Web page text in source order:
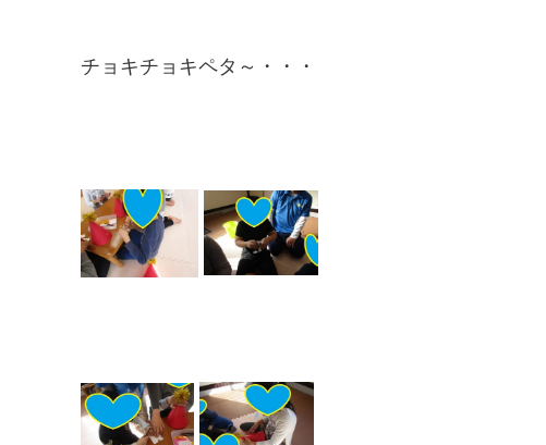
チョキチョキペタ～・・・